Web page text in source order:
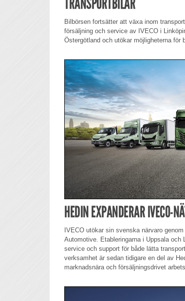
Bilbörsen fortsätter att växa inom
försäljning och service av IVECO i
Östergötland och utökar möjligheterna för
HEDIN EXPANDERAR IVECO-
IVECO utökar sin svenska närvaro
Automotive. Etableringarna i Uppsala och
service och support för både lätta
verksamhet är sedan tidigare en del av
marknadsnära och försäljningsdrivet